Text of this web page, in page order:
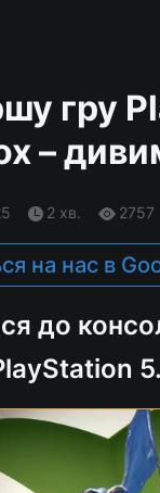
гру
–
2 хв. 2757
на нас в
до
5.